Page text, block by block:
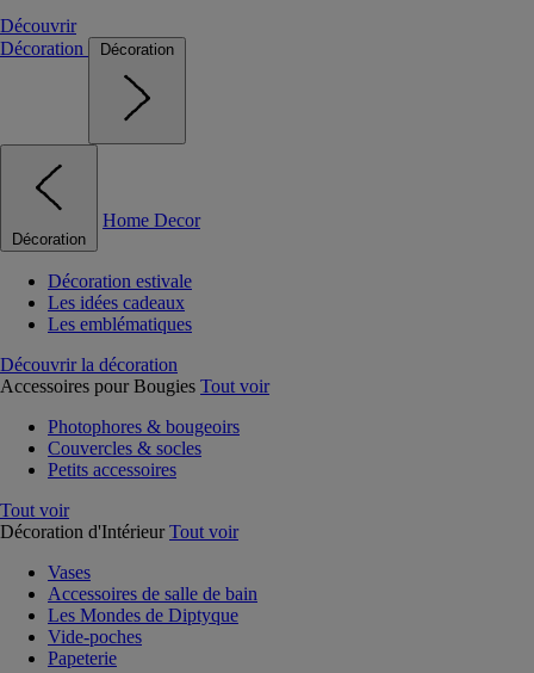
Découvrir
Décoration
Décoration
Décoration
Home Decor
Décoration estivale
Les idées cadeaux
Les emblématiques
Découvrir la décoration
Accessoires pour Bougies Tout voir
Photophores & bougeoirs
Couvercles & socles
Petits accessoires
Tout voir
Décoration d'Intérieur Tout voir
Vases
Accessoires de salle de bain
Les Mondes de Diptyque
Vide-poches
Papeterie